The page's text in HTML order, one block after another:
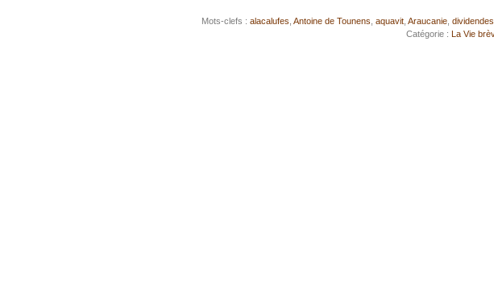
Mots-clefs : alacalufes Antoine de Tounens aquavit Araucanie dividendes
Catégorie : La Vie